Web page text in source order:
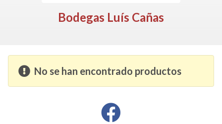
Bodegas Luís Cañas
No se han encontrado productos